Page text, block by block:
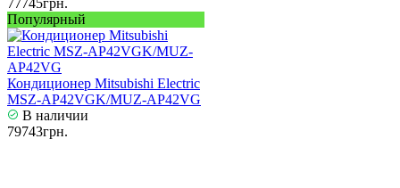
Популярный
Кондиционер Mitsubishi Electric
MSZ-AP42VGK/MUZ-AP42VG
В наличии
79743грн.